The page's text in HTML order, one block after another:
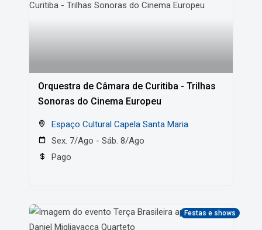
Orquestra de Câmara de Curitiba - Trilhas
Sonoras do Cinema Europeu
Espaço Cultural Capela Santa Maria
Sex. 7/Ago - Sáb. 8/Ago
Pago
Festas e shows